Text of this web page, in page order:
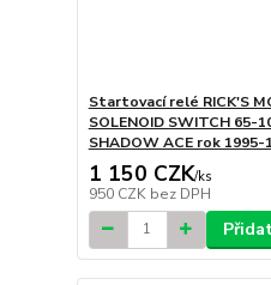
Startovací relé RICK'S
SOLENOID SWITCH 65-
SHADOW ACE rok 1995-
1 150 CZK/ks
950 CZK bez DPH